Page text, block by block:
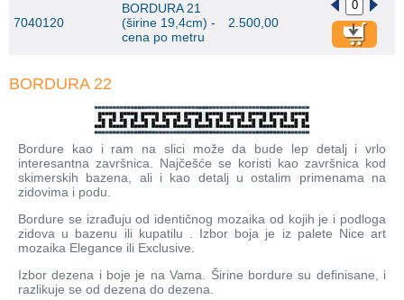
7040120
BORDURA 21
(širine 19,4cm) -
cena po metru
2.500,00
BORDURA 22
Bordure kao i ram na slici može da bude lep detalj i vrlo
interesantna završnica. Najčešće se koristi kao završnica kod
skimerskih bazena, ali i kao detalj u ostalim primenama na
zidovima i podu.
Bordure se izrađuju od identičnog mozaika od kojih je i podloga
zidova u bazenu ili kupatilu . Izbor boja je iz palete Nice art
mozaika Elegance ili Exclusive.
Izbor dezena i boje je na Vama. Širine bordure su definisane, i
razlikuje se od dezena do dezena.